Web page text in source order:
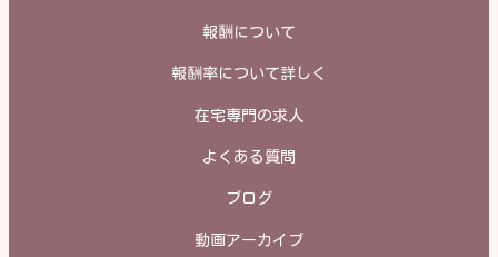
報酬について
報酬率について詳しく
在宅専門の求人
よくある質問
ブログ
動画アーカイブ